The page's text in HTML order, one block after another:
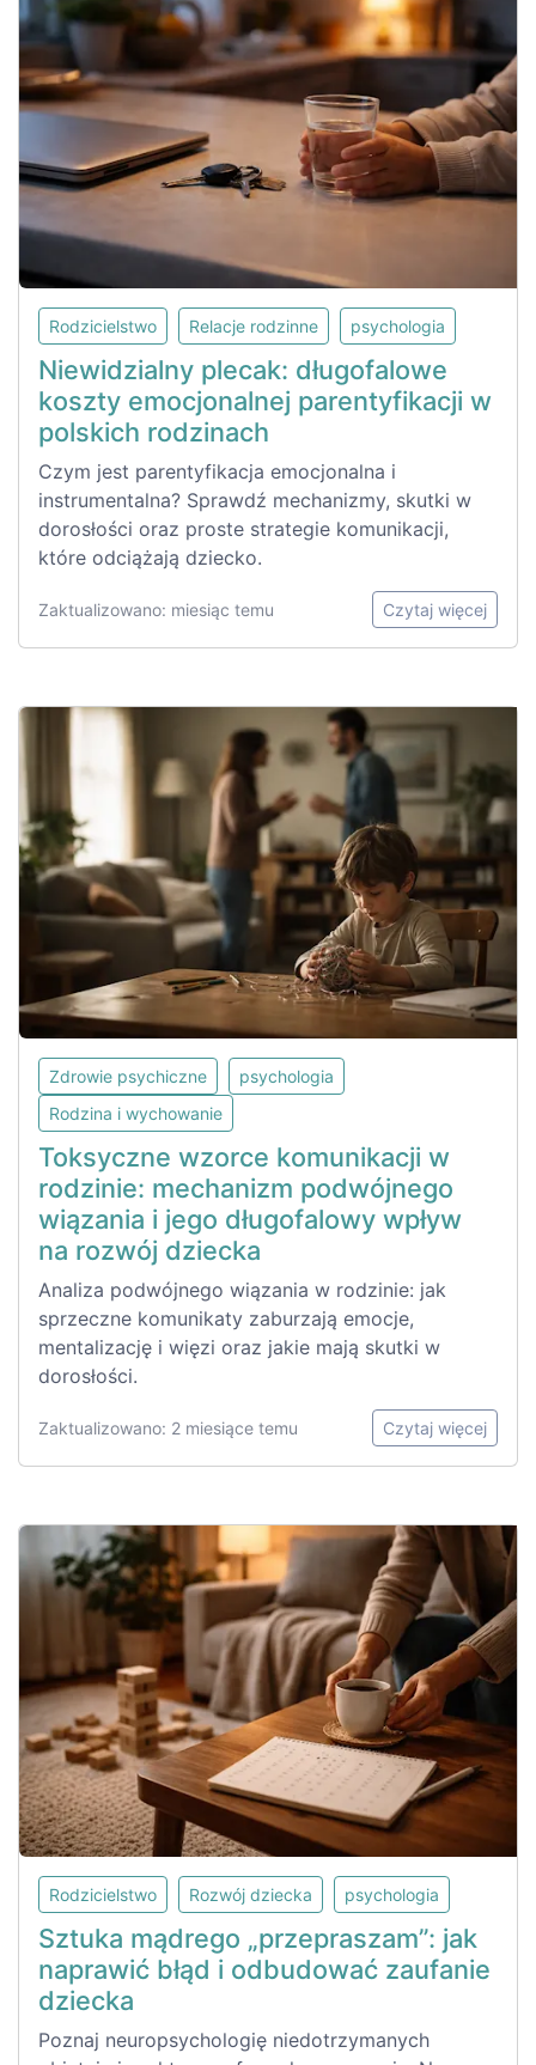
Rodzicielstwo Relacje rodzinne psychologia
Niewidzialny plecak: długofalowe
koszty emocjonalnej parentyfikacji w
polskich rodzinach
Czym jest parentyfikacja emocjonalna i
instrumentalna? Sprawdź mechanizmy, skutki w
dorosłości oraz proste strategie komunikacji,
które odciążają dziecko.
Zaktualizowano: miesiąc temu Czytaj więcej
Zdrowie psychiczne
psychologia
Rodzina i wychowanie
Toksyczne wzorce komunikacji w
rodzinie: mechanizm podwójnego
wiązania i jego długofalowy wpływ
na rozwój dziecka
Analiza podwójnego wiązania w rodzinie: jak
sprzeczne komunikaty zaburzają emocje,
mentalizację i więzi oraz jakie mają skutki w
dorosłości.
Zaktualizowano: 2 miesiące temu Czytaj więcej
Rodzicielstwo Rozwój dziecka psychologia
Sztuka mądrego „przepraszam”: jak
naprawić błąd i odbudować zaufanie
dziecka
Poznaj neuropsychologię niedotrzymanych